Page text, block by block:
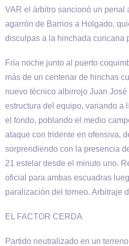
VAR el árbitro sancionó un penal
agarrón de Barrios a Holgado,
disculpas a la hinchada curicana
Fría noche junto al puerto
más de un centenar de hinchas
nuevo técnico albirrojo Juan
estructura del equipo, variando a
el fondo, poblando el medio
ataque con tridente en ofensiva,
sorprendiendo con la presencia
21 estelar desde el minuto uno.
oficial para ambas escuadras
paralización del torneo. Arbitraje
EL FACTOR CERDA
Partido neutralizado en un